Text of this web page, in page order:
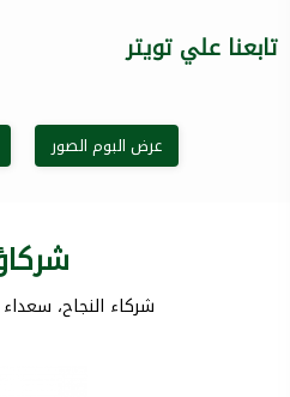
تابعنا علي تويتر
عرض البوم الصور
شركاء النجاح،